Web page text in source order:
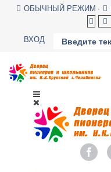
ОБЫЧНЫЙ РЕЖИМ
ВХОД